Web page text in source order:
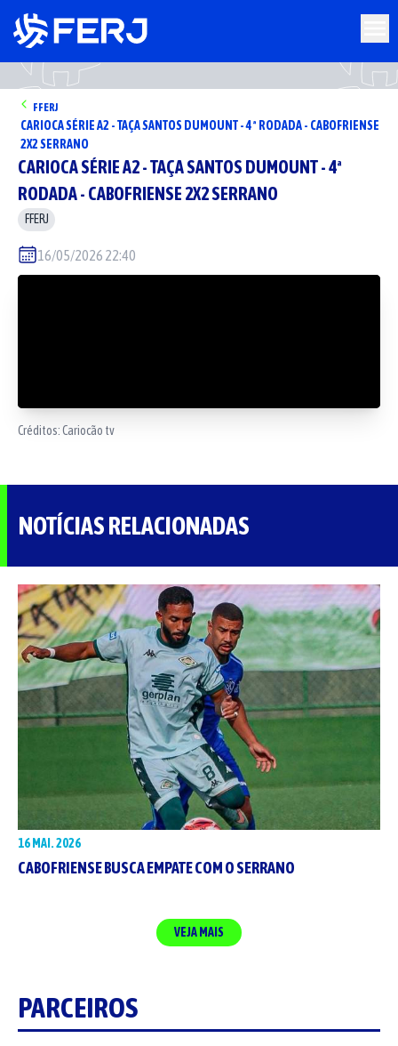
FFERJ
CARIOCA SÉRIE A2 - TAÇA SANTOS DUMOUNT - 4ª RODADA - CABOFRIENSE
2X2 SERRANO
CARIOCA SÉRIE A2 - TAÇA SANTOS DUMOUNT - 4ª
RODADA - CABOFRIENSE 2X2 SERRANO
FFERJ
16/05/2026 22:40
Créditos:Cariocão tv
NOTÍCIAS RELACIONADAS
16 MAI. 2026
CABOFRIENSE BUSCA EMPATE COM O SERRANO
VEJA MAIS
PARCEIROS